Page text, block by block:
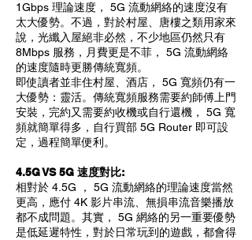
1Gbps 理論速度， 5G 流動網絡的速度沒有
太大優勢。不過，對於村屋、唐樓之類用家來
說，光纖入屋絕非必然，不少地區仍然只有
8Mbps 服務，月費更是不菲， 5G 流動網絡
的速度隨時更勝傳統寬頻。
即使讀者並非住村屋、酒店， 5G 寬頻仍有一
大優勢：靈活。傳統寬頻服務需要約師傅上門
安裝，完約又需要約收機或自行還機， 5G 寬
頻就簡單得多，自行買部 5G Router 即可設
定，過程簡單便利。
4.5G VS 5G 速度對比:
相對於 4.5G ， 5G 流動網絡的理論速度當然
更高，應付 4K 影片串流、無損串流音樂播放
都不成問題。其實， 5G 網絡的另一重要優勢
是低延遲特性，對於日常玩到的遊戲，都會得